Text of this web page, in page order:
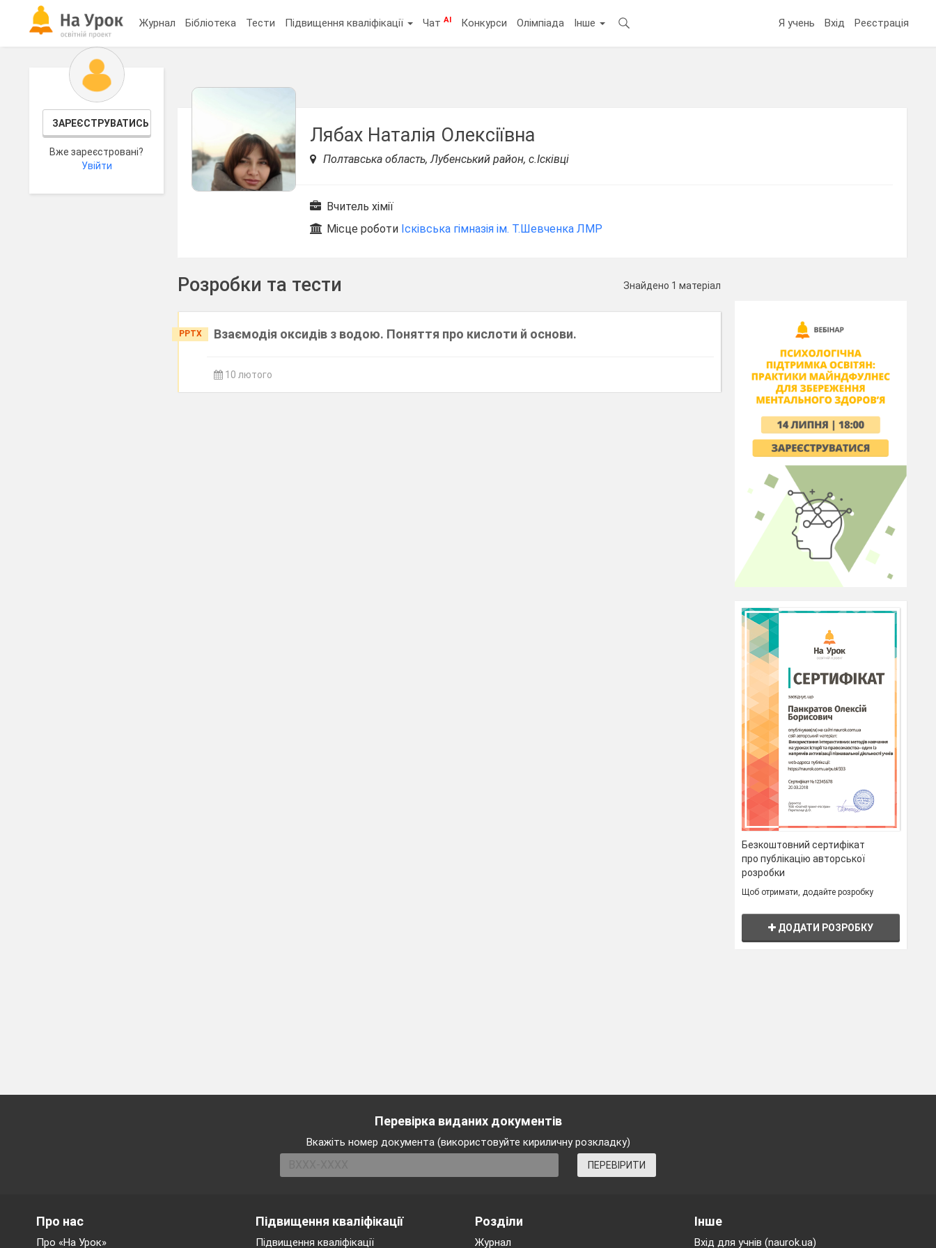
Журнал Бібліотека Тести Підвищення кваліфікації ЧатAI Конкурси Олімпіада Інше Я учень Вхід Реєстрація
ЗАРЕЄСТРУВАТИСЬ
Вже зареєстровані?
Увійти
Лябах Наталія Олексіївна
Полтавська область, Лубенський район, с.Ісківці
Вчитель хімії
Місце роботи Ісківська гімназія ім. Т.Шевченка ЛМР
Розробки та тести Знайдено 1 матеріал
PPTX Взаємодія оксидів з водою. Поняття про кислоти й основи.
10 лютого
Безкоштовний сертифікат
про публікацію авторської
розробки
Щоб отримати, додайте розробку
ДОДАТИ РОЗРОБКУ
Перевірка виданих документів
Вкажіть номер документа (використовуйте кириличну розкладку)
ПЕРЕВІРИТИ
Підвищення кваліфікації
Підвищення кваліфікації
Розділи
Журнал
Про нас
Про «На Урок»
Інше
Вхід для учнів (naurok.ua)